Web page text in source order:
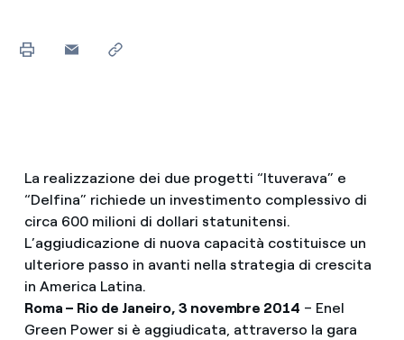
La realizzazione dei due progetti “Ituverava” e
“Delfina” richiede un investimento complessivo di
circa 600 milioni di dollari statunitensi.
L’aggiudicazione di nuova capacità costituisce un
ulteriore passo in avanti nella strategia di crescita
in America Latina.
Roma – Rio de Janeiro, 3 novembre 2014 – Enel
Green Power si è aggiudicata, attraverso la gara